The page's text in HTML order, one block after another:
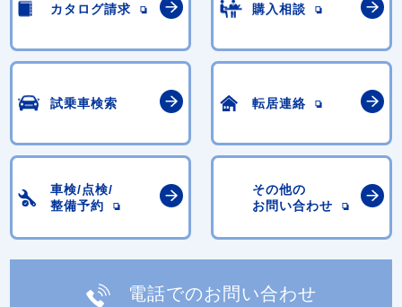
カタログ請求 購入相談
試乗車検索 転居連絡
車検/点検/
整備予約
その他の
お問い合わせ
電話でのお問い合わせ